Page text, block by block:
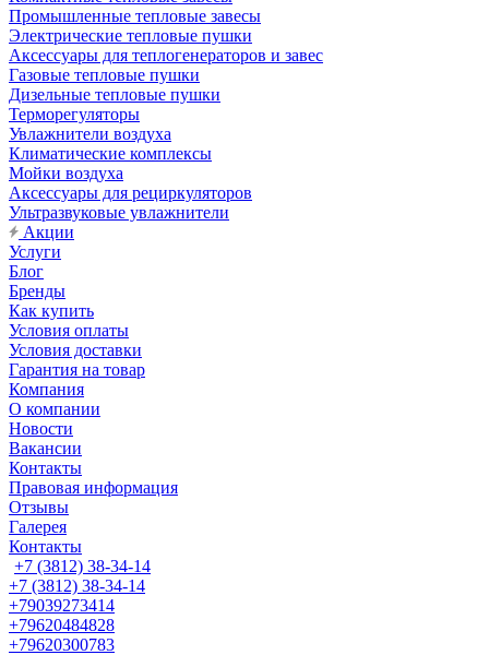
Промышленные тепловые завесы
Электрические тепловые пушки
Аксессуары для теплогенераторов и завес
Газовые тепловые пушки
Дизельные тепловые пушки
Терморегуляторы
Увлажнители воздуха
Климатические комплексы
Мойки воздуха
Аксессуары для рециркуляторов
Ультразвуковые увлажнители
Акции
Услуги
Блог
Бренды
Как купить
Условия оплаты
Условия доставки
Гарантия на товар
Компания
О компании
Новости
Вакансии
Контакты
Правовая информация
Отзывы
Галерея
Контакты
+7 (3812) 38-34-14
+7 (3812) 38-34-14
+79039273414
+79620484828
+79620300783